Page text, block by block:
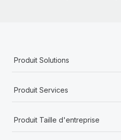
Produit Solutions
Produit Services
Produit Taille d'entreprise